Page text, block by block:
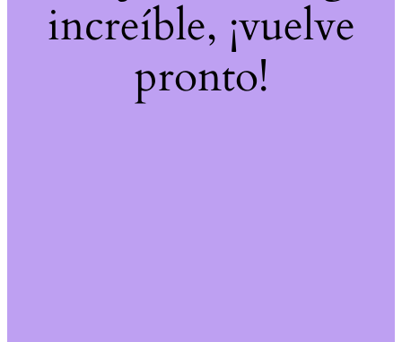
increíble, ¡vuelve
pronto!